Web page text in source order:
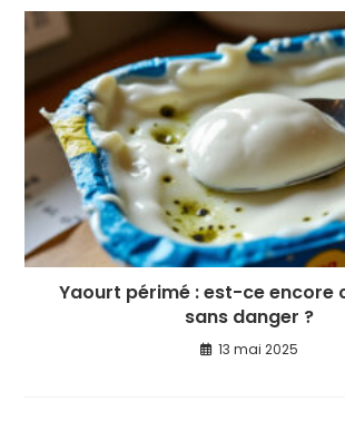
Yaourt périmé : est-ce encore
sans danger ?
13 mai 2025